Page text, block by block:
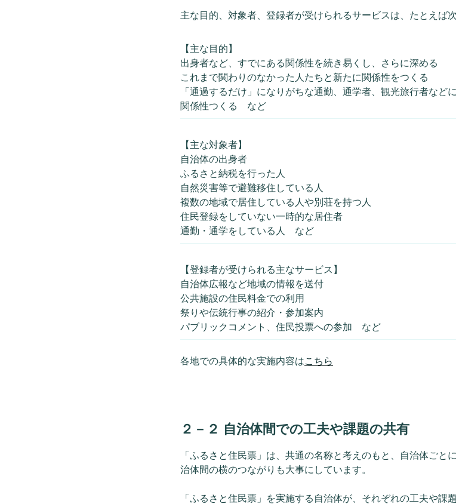
主な目的、対象者、登録者が受けられるサービスは、たとえば
【主な目的】
出身者など、すでにある関係性を続き易くし、さらに深める
これまで関わりのなかった人たちと新たに関係性をつくる
「通過するだけ」になりがちな通勤、通学者、観光旅行者など
関係性つくる など
【主な対象者】
自治体の出身者
ふるさと納税を行った人
自然災害等で避難移住している人
複数の地域で居住している人や別荘を持つ人
住民登録をしていない一時的な居住者
通勤・通学をしている人 など
【登録者が受けられる主なサービス】
自治体広報など地域の情報を送付
公共施設の住民料金での利用
祭りや伝統行事の紹介・参加案内
パブリックコメント、住民投票への参加 など
各地での具体的な実施内容はこちら
２－２ 自治体間での工夫や課題の共有
「ふるさと住民票」は、共通の名称と考えのもと、自治体ごと
治体間の横のつながりも大事にしています。
「ふるさと住民票」を実施する自治体が、それぞれの工夫や課